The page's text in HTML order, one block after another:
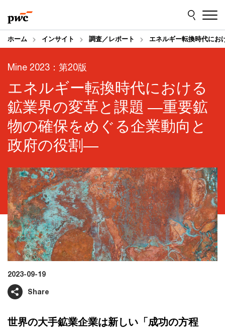
to
content
to
footer
ホーム インサイト 調査／レポート エネルギー転換時代に
Mine 2023：第20版
エネルギー転換時代における
鉱業界の変革と課題 ―重要鉱
物の確保をめぐる企業動向と
政府の役割―
2023-09-19
Share
世界の大手鉱業企業は新しい「成功の方程